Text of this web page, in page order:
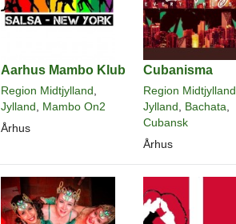
Aarhus Mambo Klub
Region Midtjylland
Jylland
Mambo On2
Århus
Cubanisma
Region Midtjylland
Jylland
Bachata
Cubansk
Århus